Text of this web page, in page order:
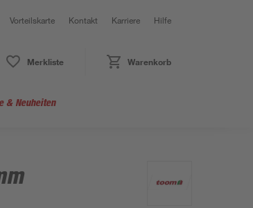
Vorteilskarte Kontakt Karriere Hilfe
Merkliste Warenkorb
& Neuheiten